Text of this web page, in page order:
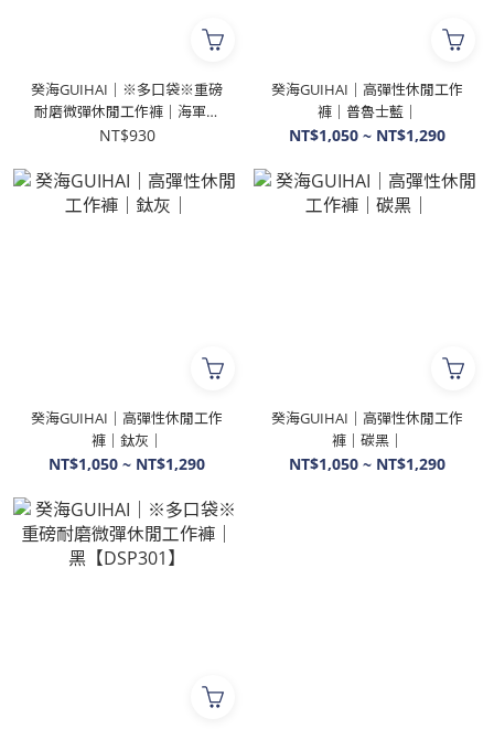
癸海GUIHAI│※多口袋※重磅
耐磨微彈休閒工作褲│海軍藍
【DSP302】
NT$930
癸海GUIHAI│高彈性休閒工作
褲│普魯士藍│
NT$1,050 ~ NT$1,290
癸海GUIHAI│高彈性休閒工作
褲│鈦灰│
NT$1,050 ~ NT$1,290
癸海GUIHAI│高彈性休閒工作
褲│碳黑│
NT$1,050 ~ NT$1,290